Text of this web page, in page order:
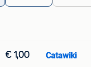
€ 1,00 Catawiki